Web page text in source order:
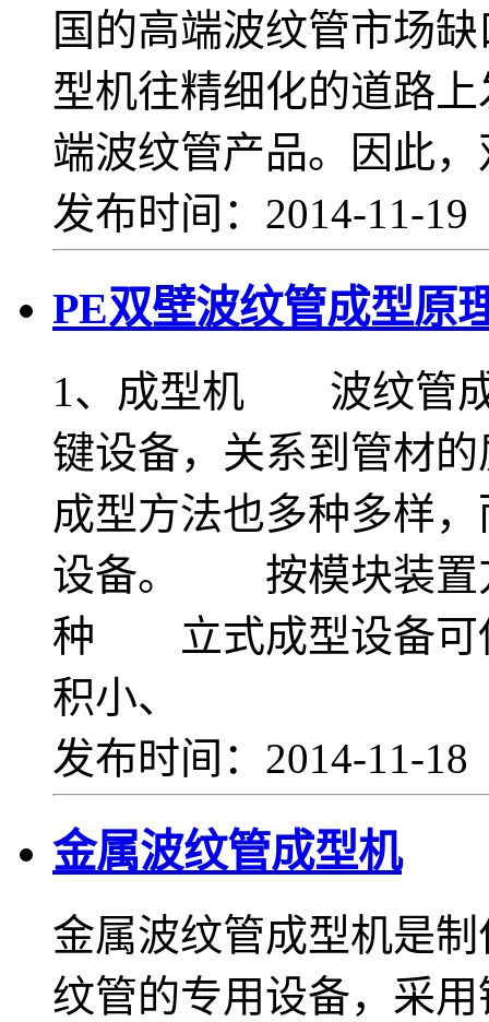
国的高端波纹管市场
型机往精细化的道路
端波纹管产品。因此
发布时间：2014-11-
PE双壁波纹管成型原
1、成型机 波纹管成
键设备，关系到管材
成型方法也多种多样
设备。 按模块装置
种 立式成型设备可
积小、
发布时间：2014-11-
金属波纹管成型机
金属波纹管成型机是
纹管的专用设备，采